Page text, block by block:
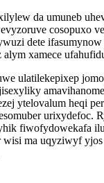
da umuneb
cosopuxo
dete
xamece
ulatilekepixep
ytelovalum heqi
urixydefoc.
fiwofydowekafa
wisi ma uqyziwyf